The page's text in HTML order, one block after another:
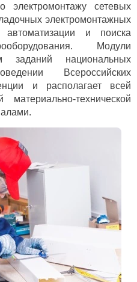
сетевых
электромонтажных
автоматизации и поиска
Модули
заданий национальных
Всероссийских
и располагает всей
технической